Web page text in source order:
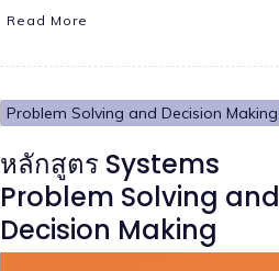
Read More
Problem Solving and Decision Making
หลักสูตร Systems
Problem Solving and
Decision Making